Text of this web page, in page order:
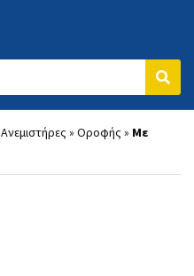
Ανεμιστήρες » Οροφής » Με